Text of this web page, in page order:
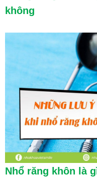
không
Nhổ răng khôn là